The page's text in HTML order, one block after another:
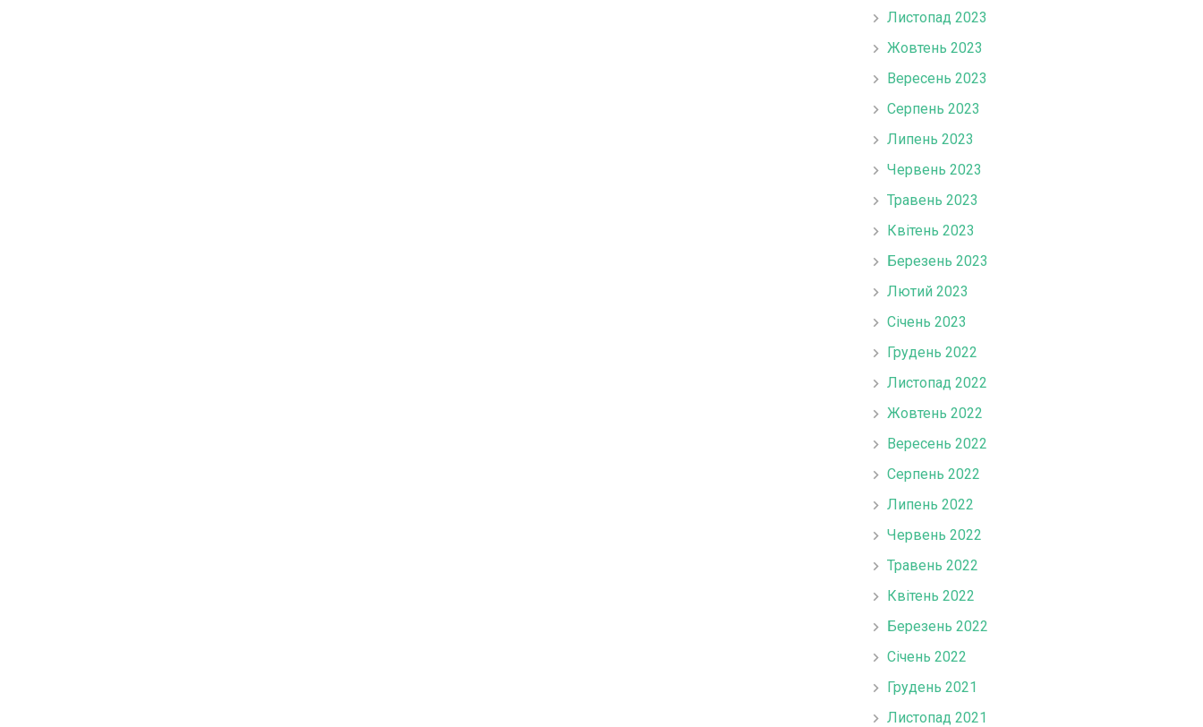
Листопад 2023
Жовтень 2023
Вересень 2023
Серпень 2023
Липень 2023
Червень 2023
Травень 2023
Квітень 2023
Березень 2023
Лютий 2023
Січень 2023
Грудень 2022
Листопад 2022
Жовтень 2022
Вересень 2022
Серпень 2022
Липень 2022
Червень 2022
Травень 2022
Квітень 2022
Березень 2022
Січень 2022
Грудень 2021
Листопад 2021